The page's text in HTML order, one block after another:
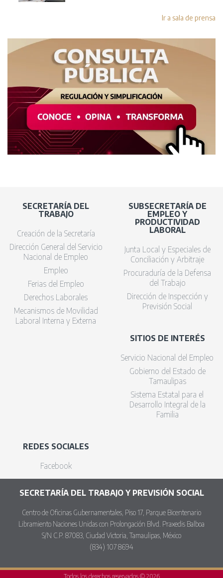
Ir a sala de prensa
SECRETARÍA DEL
TRABAJO
Creación de la Secretaría
Dirección General del Servicio
Nacional de Empleo
Empleo
Ferias del Empleo
Derechos Laborales
Mecanismos de Movilidad
Laboral Interna y Externa
SUBSECRETARÍA DE
EMPLEO Y
PRODUCTIVIDAD
LABORAL
Junta Local y Especiales de
Conciliación y Arbitraje
Procuraduría de la Defensa
del Trabajo
Dirección de Inspección y
Previsión Social
SITIOS DE INTERÉS
Servicio Nacional del Empleo
Gobierno del Estado de
Tamaulipas
Sistema Estatal para el
Desarrollo Integral de la
Familia
REDES SOCIALES
Facebook
SECRETARÍA DEL TRABAJO Y PREVISIÓN SOCIAL
Centro de Oficinas Gubernamentales, Piso 17, Parque Bicentenario
Libramiento Naciones Unidas con Prolongación Blvd. Praxedis Balboa
S/N C.P. 87083, Ciudad Victoria, Tamaulipas, México
(834) 107 8694
Todos los derechos reservados © 2026